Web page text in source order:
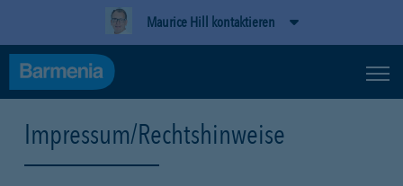
Maurice Hill kontaktieren
Impressum/Rechtshinweise